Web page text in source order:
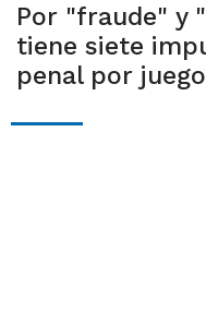
Por "fraude" y
tiene siete
penal por